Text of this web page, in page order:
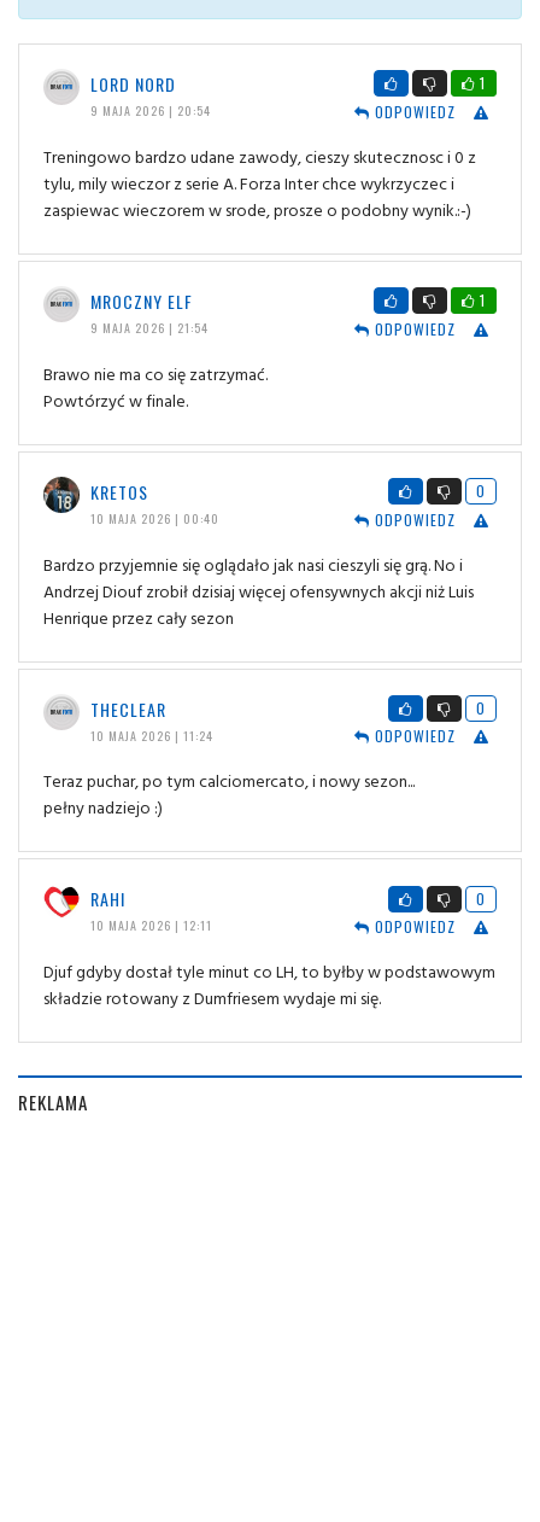
LORD NORD
9 MAJA 2026 | 20:54
1
ODPOWIEDZ
Treningowo bardzo udane zawody, cieszy skutecznosc i 0 z
tylu, mily wieczor z serie A. Forza Inter chce wykrzyczec i
zaspiewac wieczorem w srode, prosze o podobny wynik.:-)
MROCZNY ELF
9 MAJA 2026 | 21:54
1
ODPOWIEDZ
Brawo nie ma co się zatrzymać.
Powtórzyć w finale.
KRETOS
10 MAJA 2026 | 00:40
0
ODPOWIEDZ
Bardzo przyjemnie się oglądało jak nasi cieszyli się grą. No i
Andrzej Diouf zrobił dzisiaj więcej ofensywnych akcji niż Luis
Henrique przez cały sezon
THECLEAR
10 MAJA 2026 | 11:24
0
ODPOWIEDZ
Teraz puchar, po tym calciomercato, i nowy sezon...
pełny nadziejo :)
RAHI
10 MAJA 2026 | 12:11
0
ODPOWIEDZ
Djuf gdyby dostał tyle minut co LH, to byłby w podstawowym
składzie rotowany z Dumfriesem wydaje mi się.
REKLAMA